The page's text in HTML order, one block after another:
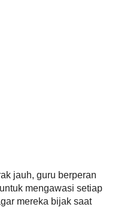
jauh, guru berperan
mengawasi setiap
mereka bijak saat